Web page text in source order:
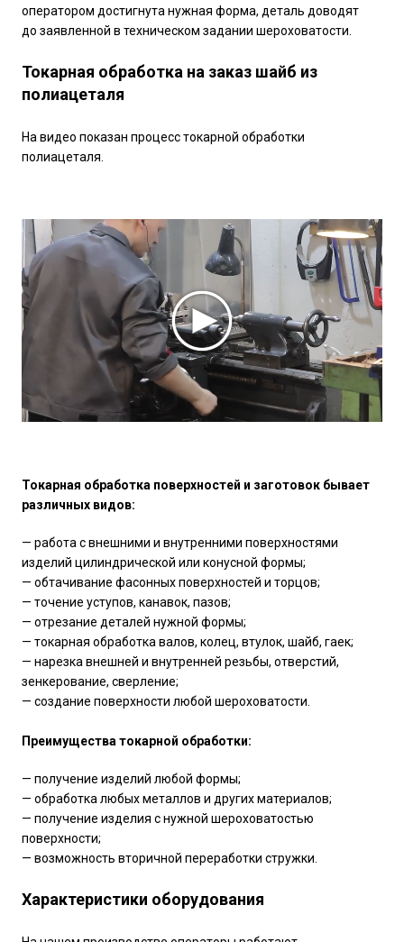
оператором достигнута нужная форма, деталь доводят
до заявленной в техническом задании шероховатости.
Токарная обработка на заказ шайб из
полиацеталя
На видео показан процесс токарной обработки
полиацеталя.
Токарная обработка поверхностей и заготовок бывает
различных видов:
— работа с внешними и внутренними поверхностями
изделий цилиндрической или конусной формы;
— обтачивание фасонных поверхностей и торцов;
— точение уступов, канавок, пазов;
— отрезание деталей нужной формы;
— токарная обработка валов, колец, втулок, шайб, гаек;
— нарезка внешней и внутренней резьбы, отверстий,
зенкерование, сверление;
— создание поверхности любой шероховатости.
Преимущества токарной обработки:
— получение изделий любой формы;
— обработка любых металлов и других материалов;
— получение изделия с нужной шероховатостью
поверхности;
— возможность вторичной переработки стружки.
Характеристики оборудования